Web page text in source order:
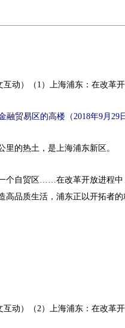
贸易区的高楼（2018年9月29
的热土，是上海浦东新区。
自贸区……在改革开放进程中
高品质生活，浦东正以开拓者